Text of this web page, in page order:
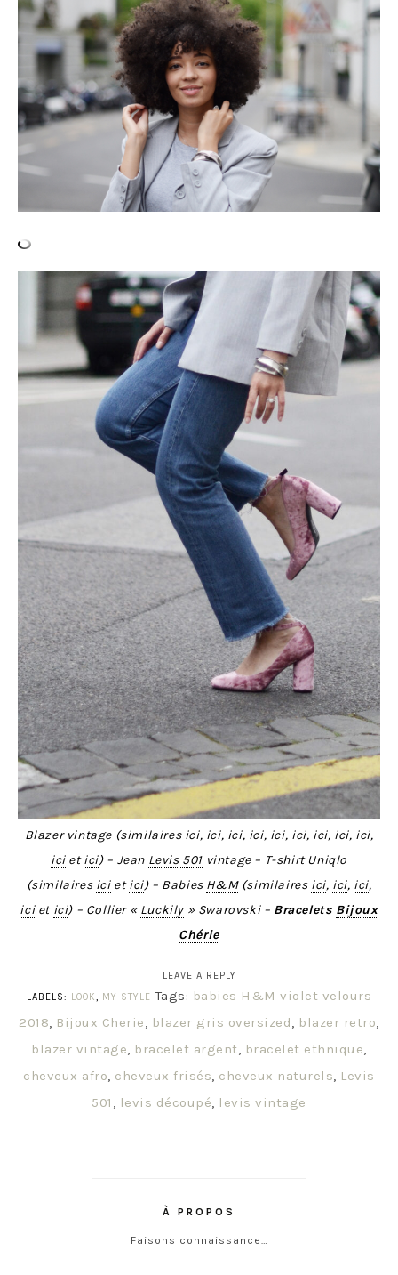
Blazer vintage (similaires ici, ici, ici, ici, ici, ici, ici, ici, ici,
icietici) – Jean Levis 501vintage – T-shirt Uniqlo
(similaires icietici) – Babies H&M(similaires ici, ici, ici,
iciet ici) – Collier « Luckily » Swarovski – Bracelets Bijoux
Chérie
LEAVE A REPLY
LABELS:
LOOK, MY STYLE Tags: babies H&M violet velours
2018, Bijoux Cherie, blazer gris oversized, blazer retro,
blazer vintage, bracelet argent, bracelet ethnique,
cheveux afro, cheveux frisés, cheveux naturels, Levis
501 , levis découpé, levis vintage
À PROPOS
Faisons connaissance…